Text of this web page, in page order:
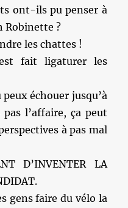
ont-ils pu penser à
Robinette ?
les chattes !
fait ligaturer les
échouer jusqu’à
l’affaire, ça peut
à pas mal
D’INVENTER LA
gens faire du vélo la